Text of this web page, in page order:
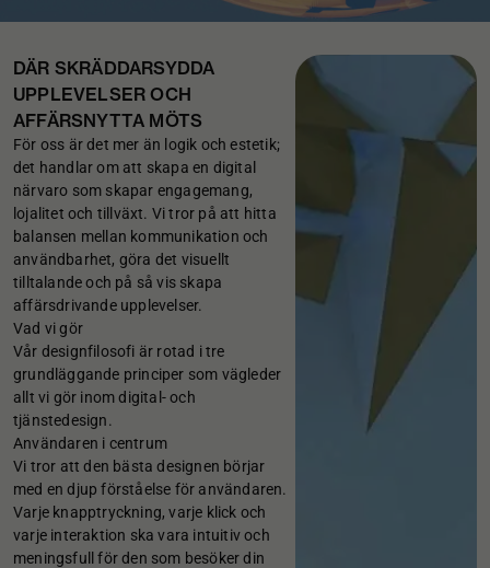
DÄR SKRÄDDARSYDDA
UPPLEVELSER OCH
AFFÄRSNYTTA MÖTS
För oss är det mer än logik och estetik;
det handlar om att skapa en digital
närvaro som skapar engagemang,
lojalitet och tillväxt. Vi tror på att hitta
balansen mellan kommunikation och
användbarhet, göra det visuellt
tilltalande och på så vis skapa
affärsdrivande upplevelser.
Vad vi gör
Vår designfilosofi är rotad i tre
grundläggande principer som vägleder
allt vi gör inom digital- och
tjänstedesign.
Användaren i centrum
Vi tror att den bästa designen börjar
med en djup förståelse för användaren.
Varje knapptryckning, varje klick och
varje interaktion ska vara intuitiv och
meningsfull för den som besöker din